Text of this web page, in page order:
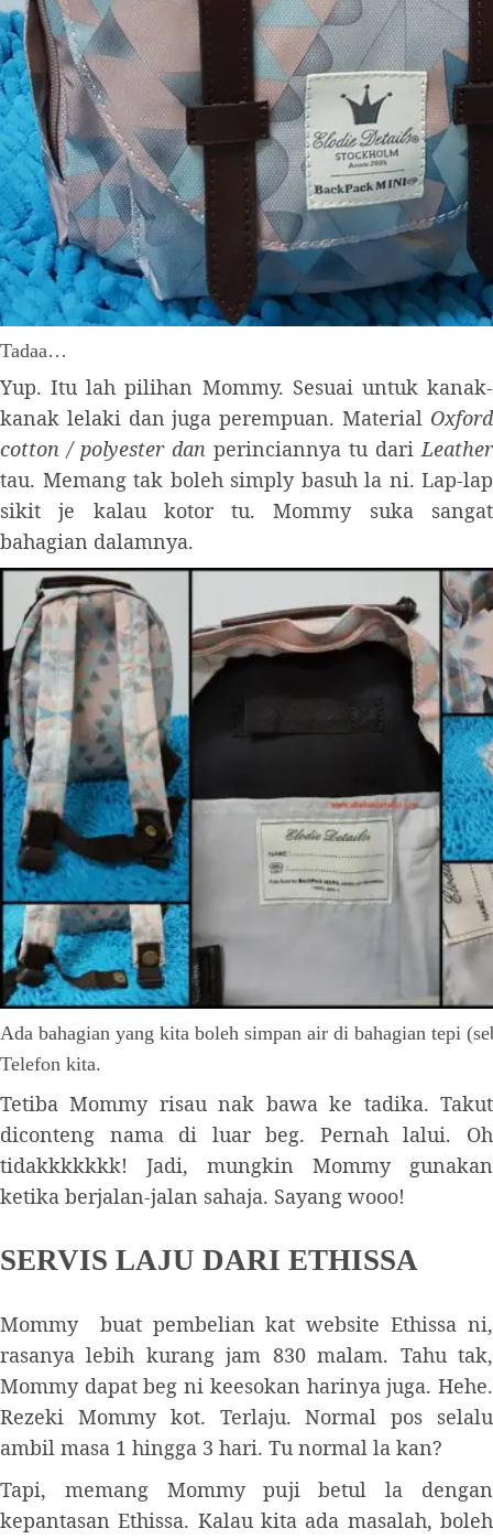
Tadaa…
Yup. Itu lah pilihan Mommy. Sesuai untuk kanak-
kanak lelaki dan juga perempuan. Material Oxford
cotton / polyester dan perinciannya tu dariLeather
tau. Memang tak boleh simply basuh la ni. Lap-lap
sikit je kalau kotor tu. Mommy suka sangat
bahagian dalamnya.
Ada bahagian yang kita boleh simpan air di bahagian tepi
Telefon kita.
Tetiba Mommy risau nak bawa ke tadika. Takut
diconteng nama di luar beg. Pernah lalui. Oh
tidakkkkkkk! Jadi, mungkin Mommy gunakan
ketika berjalan-jalan sahaja. Sayang wooo!
SERVIS LAJU DARI ETHISSA
Mommy buat pembelian kat website Ethissa ni,
rasanya lebih kurang jam 830 malam. Tahu tak,
Mommy dapat beg ni keesokan harinya juga. Hehe.
Rezeki Mommy kot. Terlaju. Normal pos selalu
ambil masa 1 hingga 3 hari. Tu normal la kan?
Tapi, memang Mommy puji betul la dengan
kepantasan Ethissa. Kalau kita ada masalah, boleh